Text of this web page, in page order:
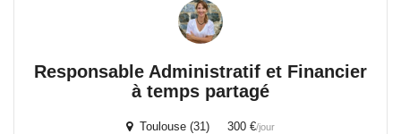
Responsable Administratif et Financier
à temps partagé
Toulouse (31) 300 €/jour